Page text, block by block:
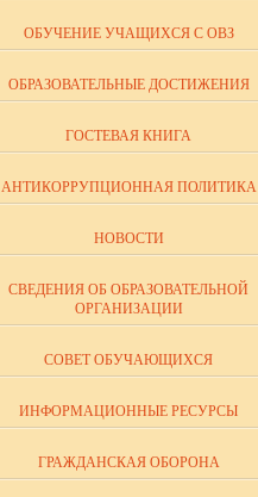
ОБУЧЕНИЕ УЧАЩИХСЯ С ОВЗ
ОБРАЗОВАТЕЛЬНЫЕ ДОСТИЖЕНИЯ
ГОСТЕВАЯ КНИГА
АНТИКОРРУПЦИОННАЯ ПОЛИТИКА
НОВОСТИ
СВЕДЕНИЯ ОБ ОБРАЗОВАТЕЛЬНОЙ
ОРГАНИЗАЦИИ
СОВЕТ ОБУЧАЮЩИХСЯ
ИНФОРМАЦИОННЫЕ РЕСУРСЫ
ГРАЖДАНСКАЯ ОБОРОНА